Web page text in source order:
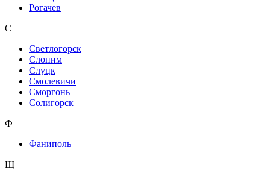
Рогачев
С
Светлогорск
Слоним
Слуцк
Смолевичи
Сморгонь
Солигорск
Ф
Фаниполь
Щ